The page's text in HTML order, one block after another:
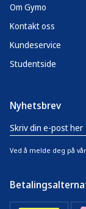
Om Gymo
Kontakt oss
Kundeservice
Studentside
Nyhetsbrev
Ved å melde deg på